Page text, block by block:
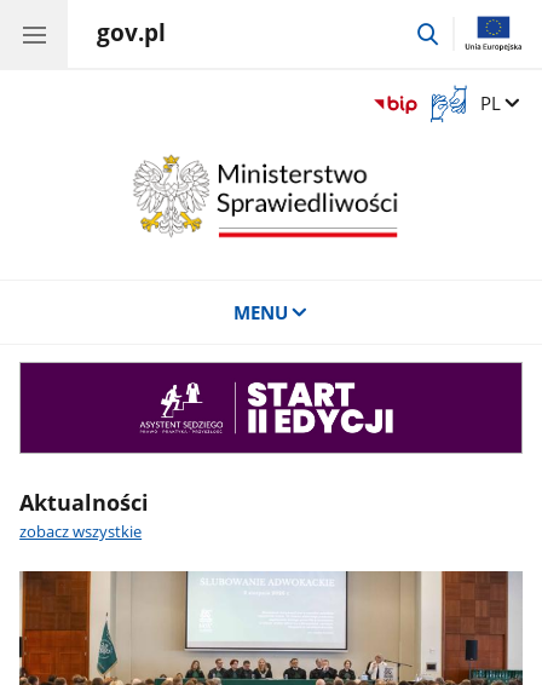
gov.pl
przejdź
Otwórz
okno
Zmień
PL
MENU
Aktualności
zobacz wszystkie